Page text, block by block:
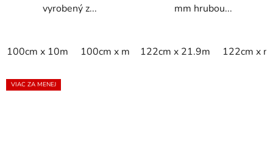
vyrobený z...
100cm x 10m 100cm x m 120cm x 10m 120cm x m
mm hrubou...
122cm x 21.9m 122cm x m
VIAC ZA MENEJ